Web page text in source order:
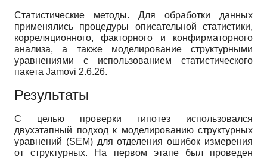
Статистические методы. Для обработки данных
применялись процедуры описательной статистики,
корреляционного, факторного и конфирматорного
анализа, а также моделирование структурными
уравнениями с использованием статистического
пакета Jamovi 2.6.26.
Результаты
С целью проверки гипотез использовался
двухэтапный подход к моделированию структурных
уравнений (SEM) для отделения ошибок измерения
от структурных. На первом этапе был проведен